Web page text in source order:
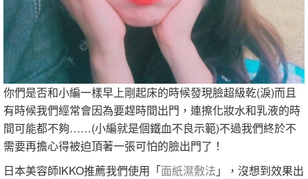
你們是否和小編一樣早上剛起床的時候發現臉超級乾(淚)而且
有時候我們經常會因為要趕時間出門，連擦化妝水和乳液的時
間可能都不夠……(小編就是個鐵血不良示範)不過我們終於不
需要再擔心得被迫頂著一張可怕的臉出門了！
日本美容師IKKO推薦我們使用「面紙濕敷法 」，沒想到效果出